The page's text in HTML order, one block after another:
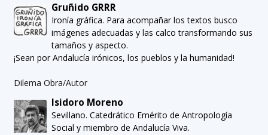
Gruñido GRRR
Ironía gráfica. Para acompañar los textos busco
imágenes adecuadas y las calco transformando sus
tamaños y aspecto.
¡Sean por Andalucía irónicos, los pueblos y la humanidad!
Dilema Obra/Autor
Isidoro Moreno
Sevillano. Catedrático Emérito de Antropología
Social y miembro de Andalucía Viva.